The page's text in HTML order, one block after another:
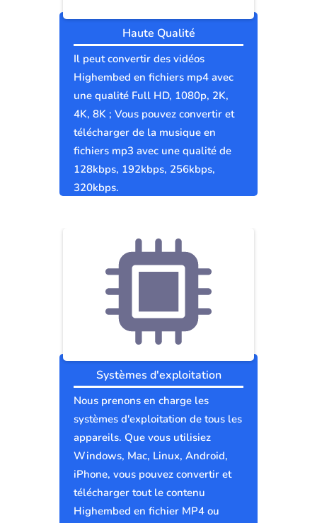
Haute Qualité
Il peut convertir des vidéos
Highembed en fichiers mp4 avec
une qualité Full HD, 1080p, 2K,
4K, 8K ; Vous pouvez convertir et
télécharger de la musique en
fichiers mp3 avec une qualité de
128kbps, 192kbps, 256kbps,
320kbps.
Systèmes d'exploitation
Nous prenons en charge les
systèmes d'exploitation de tous les
appareils. Que vous utilisiez
Windows, Mac, Linux, Android,
iPhone, vous pouvez convertir et
télécharger tout le contenu
Highembed en fichier MP4 ou